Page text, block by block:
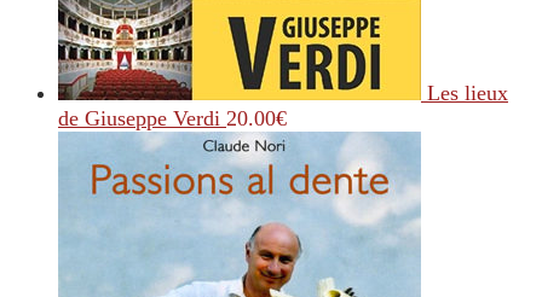
Les lieux
de Giuseppe Verdi 20.00€